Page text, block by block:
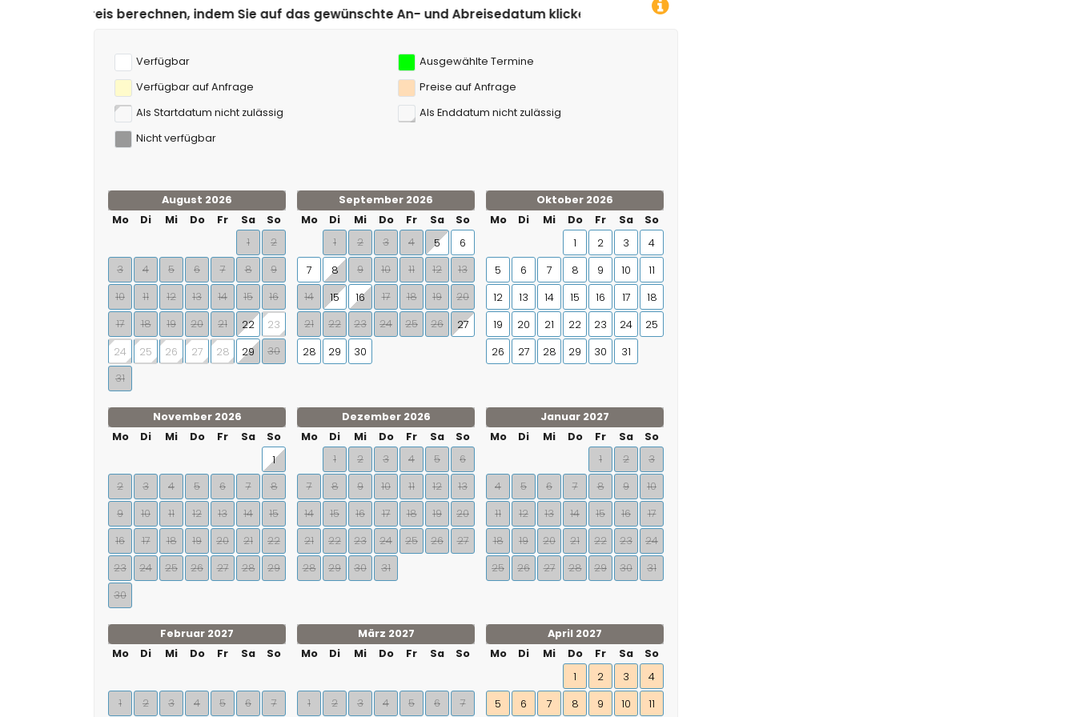
indem Sie auf das gewünschte An- und Abreisedatum klicken!
Verfügbar
Ausgewählte Termine
Verfügbar auf Anfrage
Preise auf Anfrage
Als Startdatum nicht zulässig
Als Enddatum nicht zulässig
Nicht verfügbar
August 2026
Mo
Di Mi Do Fr Sa
So
1
2
3
4 5 6 7 8
9
10
11 12 13 14 15
16
17
18 19 20 21 22
23
24
25 26 27 28 29
30
31
September 2026
Mo
Di Mi Do Fr Sa
So
1
2 3 4 5
6
7
8 9 10 11 12
13
14
15 16 17 18 19
20
21
22 23 24 25 26
27
28
29 30
Oktober 2026
Mo
Di Mi Do Fr Sa
So
1
2 3
4
5
6 7 8 9 10
11
12
13 14 15 16 17
18
19
20 21 22 23 24
25
26
27 28 29 30 31
November 2026
Mo
Di Mi Do Fr Sa
So
1
2
3 4 5 6 7
8
9
10 11 12 13 14
15
16
17 18 19 20 21
22
23
24 25 26 27 28
29
30
Dezember 2026
Mo
Di Mi Do Fr Sa
So
1
2 3 4 5
6
7
8 9 10 11 12
13
14
15 16 17 18 19
20
21
22 23 24 25 26
27
28
29 30 31
Januar 2027
Mo
Di Mi Do Fr Sa
So
1
2
3
4
5 6 7 8 9
10
11
12 13 14 15 16
17
18
19 20 21 22 23
24
25
26 27 28 29 30 31
Februar 2027
Mo
Di Mi Do Fr Sa So
1 2 3 4 5 6 7
März 2027
Mo
Di Mi Do Fr Sa So
1 2 3 4 5 6 7
April 2027
Mo
Di Mi Do Fr Sa
So
1
2 3
4
5
6 7 8 9 10 11